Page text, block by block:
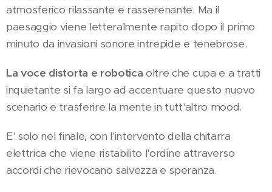
atmosferico rilassante e rasserenante. Ma il
paesaggio viene letteralmente rapito dopo il primo
minuto da invasioni sonore intrepide e tenebrose.
La voce distorta e robotica oltre che cupa e a tratti
inquietante si fa largo ad accentuare questo nuovo
scenario e trasferire la mente in tutt'altro mood.
E' solo nel finale, con l'intervento della chitarra
elettrica che viene ristabilito l'ordine attraverso
accordi che rievocano salvezza e speranza.